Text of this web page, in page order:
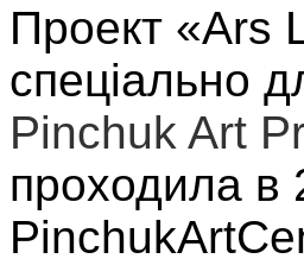
Проект «Ars
спеціально
Pinchuk Art
проходила в